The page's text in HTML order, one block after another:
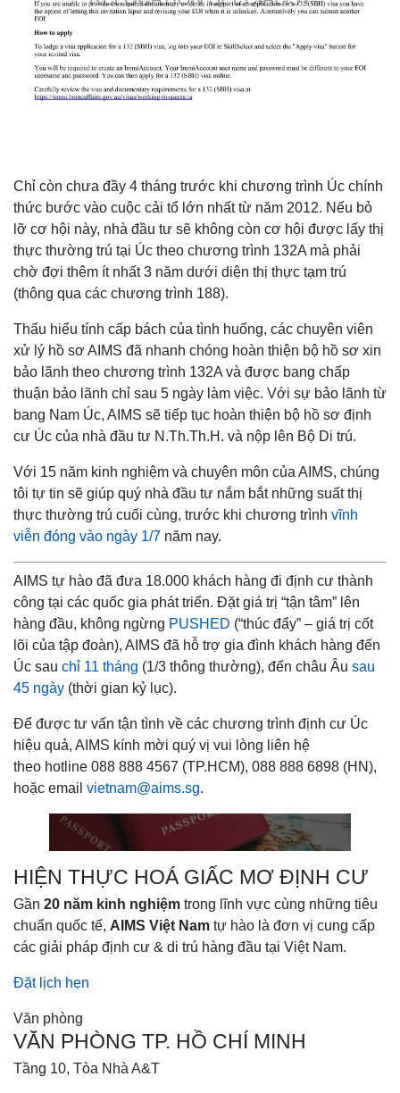
Chỉ còn chưa đầy 4 tháng trước khi chương trình Úc chính
thức bước vào cuộc cải tổ lớn nhất từ năm 2012. Nếu bỏ
lỡ cơ hội này, nhà đầu tư sẽ không còn cơ hội được lấy thị
thực thường trú tại Úc theo chương trình 132A mà phải
chờ đợi thêm ít nhất 3 năm dưới diện thị thực tạm trú
(thông qua các chương trình 188).
Thấu hiểu tính cấp bách của tình huống, các chuyên viên
xử lý hồ sơ AIMS đã nhanh chóng hoàn thiện bộ hồ sơ xin
bảo lãnh theo chương trình 132A và được bang chấp
thuận bảo lãnh chỉ sau 5 ngày làm việc. Với sự bảo lãnh từ
bang Nam Úc, AIMS sẽ tiếp tục hoàn thiện bộ hồ sơ định
cư Úc của nhà đầu tư N.Th.Th.H. và nộp lên Bộ Di trú.
Với 15 năm kinh nghiệm và chuyên môn của AIMS, chúng
tôi tự tin sẽ giúp quý nhà đầu tư nắm bắt những suất thị
thực thường trú cuối cùng, trước khi chương trình vĩnh
viễn đóng vào ngày 1/7 năm nay.
AIMS tự hào đã đưa 18.000 khách hàng đi định cư thành
công tại các quốc gia phát triển. Đặt giá trị “tận tâm” lên
hàng đầu, không ngừng PUSHED (“thúc đẩy” – giá trị cốt
lõi của tập đoàn), AIMS đã hỗ trợ gia đình khách hàng đến
Úc sau chỉ 11 tháng (1/3 thông thường), đến châu Âu sau
45 ngày (thời gian kỷ lục).
Để được tư vấn tận tình về các chương trình định cư Úc
hiệu quả, AIMS kính mời quý vị vui lòng liên hệ
theo hotline 088 888 4567 (TP.HCM), 088 888 6898 (HN),
hoặc email vietnam@aims.sg.
HIỆN THỰC HOÁ GIẤC MƠ ĐỊNH CƯ
Gần 20 năm kinh nghiệm trong lĩnh vực cùng những tiêu
chuẩn quốc tế, AIMS Việt Nam tự hào là đơn vị cung cấp
các giải pháp định cư & di trú hàng đầu tại Việt Nam.
Đặt lịch hẹn
Văn phòng
VĂN PHÒNG TP. HỒ CHÍ MINH
Tầng 10, Tòa Nhà A&T